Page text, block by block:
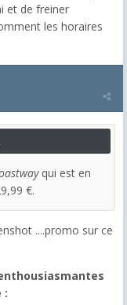
et de freiner
les horaires
qui est en
€.
....promo sur ce
: